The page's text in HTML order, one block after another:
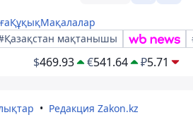
ҚұқықМақалалар
мақтанышы
$469.93 €541.64 ₽5.71
Редакция Zakon.kz